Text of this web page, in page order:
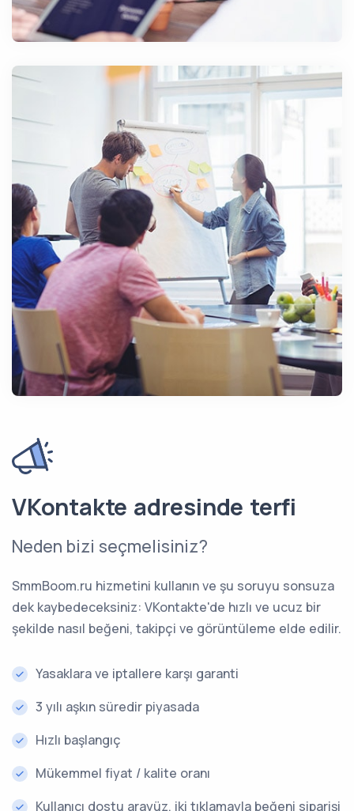
VKontakte adresinde terfi
Neden bizi seçmelisiniz?
SmmBoom.ru hizmetini kullanın ve şu soruyu sonsuza
dek kaybedeceksiniz: VKontakte'de hızlı ve ucuz bir
şekilde nasıl beğeni, takipçi ve görüntüleme elde edilir.
Yasaklara ve iptallere karşı garanti
3 yılı aşkın süredir piyasada
Hızlı başlangıç
Mükemmel fiyat / kalite oranı
Kullanıcı dostu arayüz, iki tıklamayla beğeni siparişi